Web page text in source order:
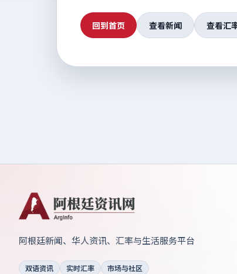
回到首页 查看新闻 查看汇
阿根廷新闻、华人资讯、汇率与生活服务平台
双语资讯 实时汇率 市场与社区